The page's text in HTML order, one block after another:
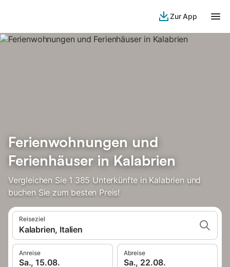
Zur App
Ferienwohnungen und
Ferienhäuser in Kalabrien
Vergleichen Sie 1 385 Unterkünfte in Kalabrien und
buchen Sie zum besten Preis!
Reiseziel
Kalabrien, Italien
Anreise
Sa., 15.08.
Abreise
Sa., 22.08.